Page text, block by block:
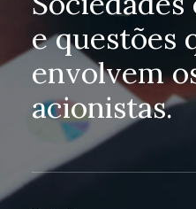
e questões
envolvem
acionistas.